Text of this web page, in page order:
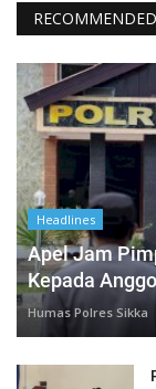
Headlines
Apel Jam
Kepada
Humas Polres Sikka